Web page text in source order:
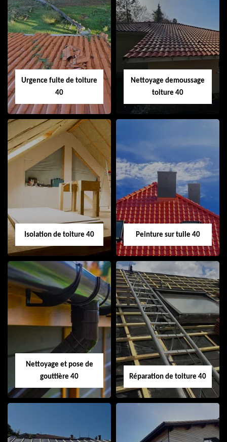
Couvreur 40
Ramonage de
cheminée 40
Urgence fuite de toiture
40
Urgence fuite de
toiture 40
Nettoyage demoussage
toiture 40
Nettoyage
demoussage
toiture 40
Isolation de toiture 40
Isolation de toiture
40
Peinture sur tuile 40
Peinture sur tuile
40
Nettoyage et pose de
gouttière 40
Réparation de toiture 40